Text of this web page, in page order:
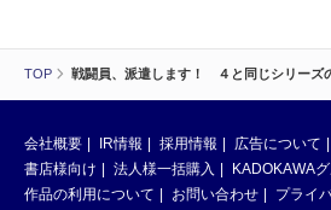
TOP 戦闘員、派遣します！ ４と同じシリーズ
会社概要 IR情報 採用情報 広告について
書店様向け
法人様一括購入
KADOKAWA
作品の利用について
お問い合わせ
プライ